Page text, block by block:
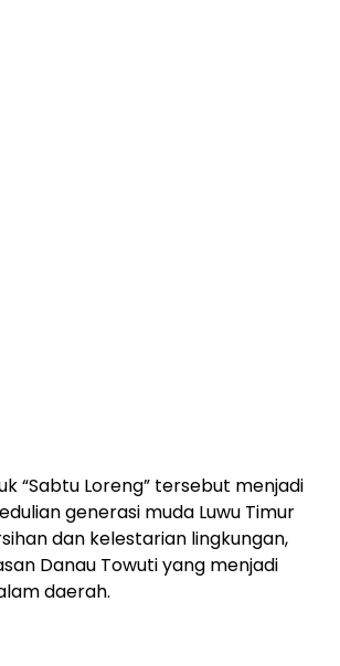
“Sabtu Loreng” tersebut menjadi
generasi muda Luwu Timur
dan kelestarian lingkungan,
Danau Towuti yang menjadi
daerah.